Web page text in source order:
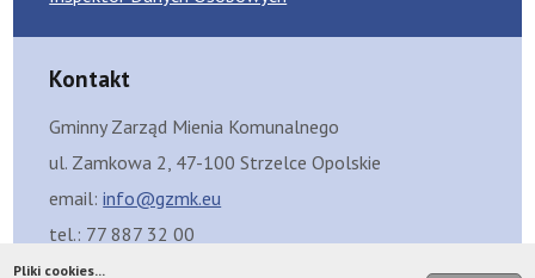
Kontakt
Gminny Zarząd Mienia Komunalnego
ul. Zamkowa 2, 47-100 Strzelce Opolskie
email:info@gzmk.eu
tel.: 77 887 32 00
Skrzynka eDoręczeń: AE:PL-99429-12325-FGBFC-08
Pliki cookies...